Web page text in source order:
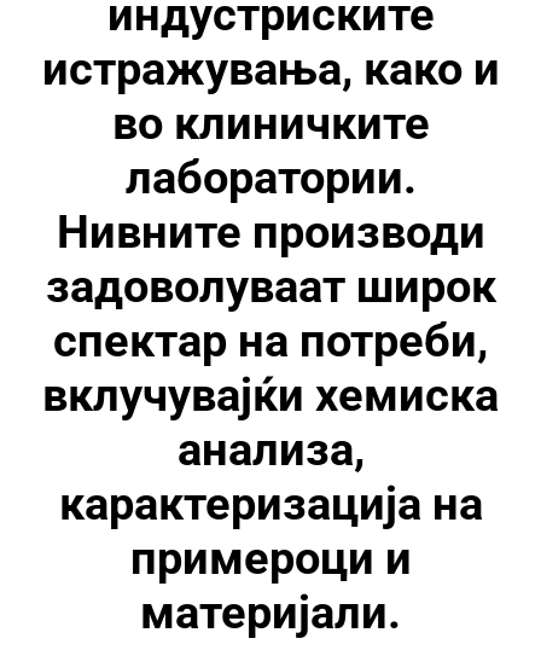
индустриските
истражувања, како и
во клиничките
лаборатории.
Нивните производи
задоволуваат широк
спектар на потреби,
вклучувајќи хемиска
анализа,
карактеризација на
примероци и
материјали.